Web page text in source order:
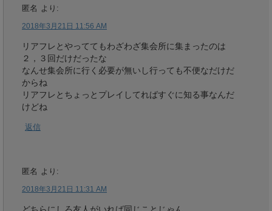
匿名 より:
2018年3月21日 11:56 AM
リアフレとやっててもわざわざ集会所に集まったのは
２，３回だけだったな
なんせ集会所に行く必要が無いし行っても不便なだけだ
からね
リアフレとちょっとプレイしてればすぐに知る事なんだ
けどね
返信
匿名 より:
2018年3月21日 11:31 AM